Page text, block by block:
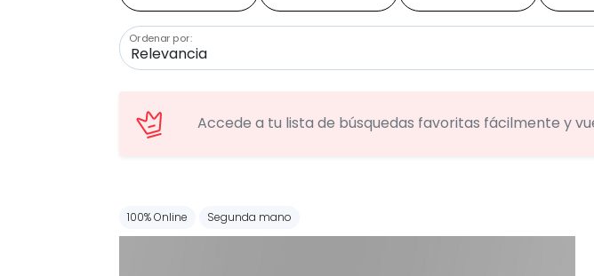
Ordenar por:
Accede a tu lista de búsquedas favoritas fácilmente y
100% Online Segunda mano